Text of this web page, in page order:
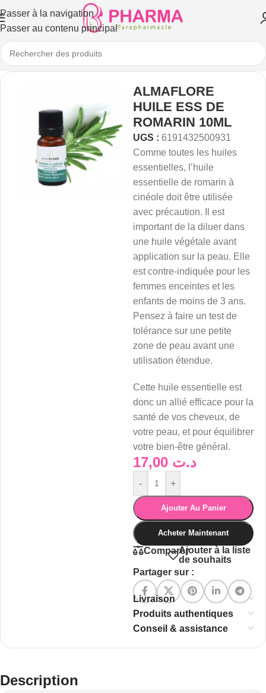
Passer à la navigation
Passer au contenu principal
ALMAFLORE
HUILE ESS DE
ROMARIN 10ML
UGS : 6191432500931
Comme toutes les huiles
essentielles, l’huile
essentielle de romarin à
cinéole doit être utilisée
avec précaution. Il est
important de la diluer dans
une huile végétale avant
application sur la peau. Elle
est contre-indiquée pour les
femmes enceintes et les
enfants de moins de 3 ans.
Pensez à faire un test de
tolérance sur une petite
zone de peau avant une
utilisation étendue.
Cette huile essentielle est
donc un allié efficace pour la
santé de vos cheveux, de
votre peau, et pour équilibrer
votre bien-être général.
د.ت
- +
Ajouter Au Panier
Acheter Maintenant
ComparerAjouter à la liste
de souhaits
Partager sur :
Livraison
Produits authentiques
Conseil & assistance
Description